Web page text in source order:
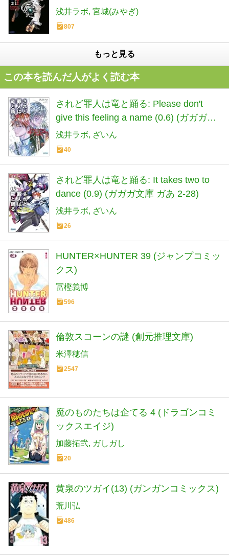
浅井ラボ 宮城(みやぎ)
807
もっと見る
この本を読んだ人がよく読む本
されど罪人は竜と踊る: Please don't
give this feeling a name (0.6) (ガガガ文
庫 ガあ 2-27)
浅井ラボ ざいん
40
されど罪人は竜と踊る: It takes two to
dance (0.9) (ガガガ文庫 ガあ 2-28)
浅井ラボ ざいん
26
HUNTER×HUNTER 39 (ジャンプコミッ
クス)
冨樫義博
596
倫敦スコーンの謎 (創元推理文庫)
米澤穂信
2547
魔のものたちは企てる 4 (ドラゴンコミ
ックスエイジ)
加藤拓弐 ガしガし
20
黄泉のツガイ(13) (ガンガンコミックス)
荒川弘
486